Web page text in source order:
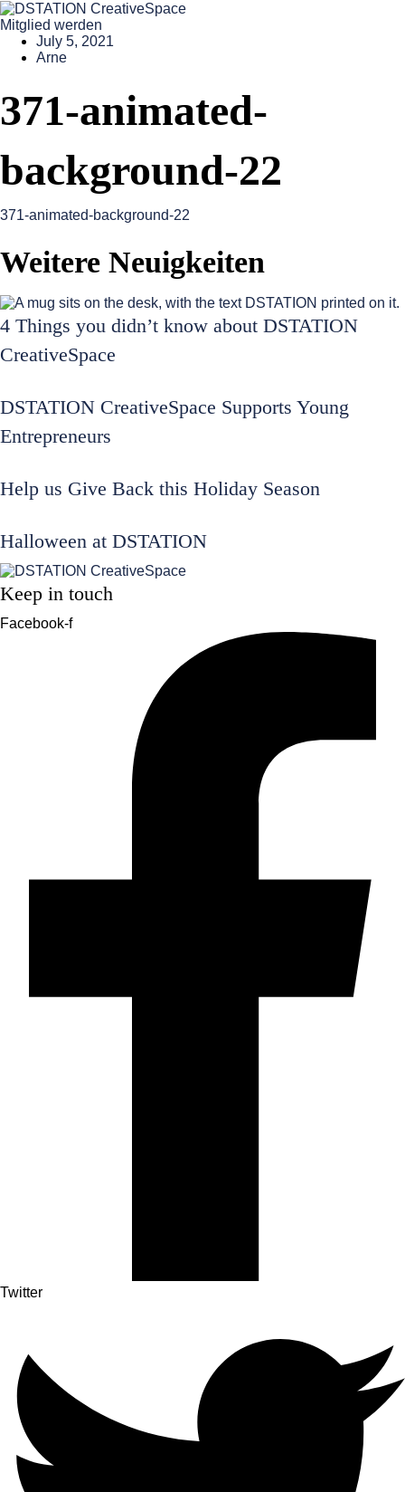
Mitglied werden
July 5, 2021
Arne
371-animated-
background-22
371-animated-background-22
Weitere Neuigkeiten
4 Things you didn’t know about DSTATION
CreativeSpace
DSTATION CreativeSpace Supports Young
Entrepreneurs
Help us Give Back this Holiday Season
Halloween at DSTATION
Keep in touch
Facebook-f
Twitter